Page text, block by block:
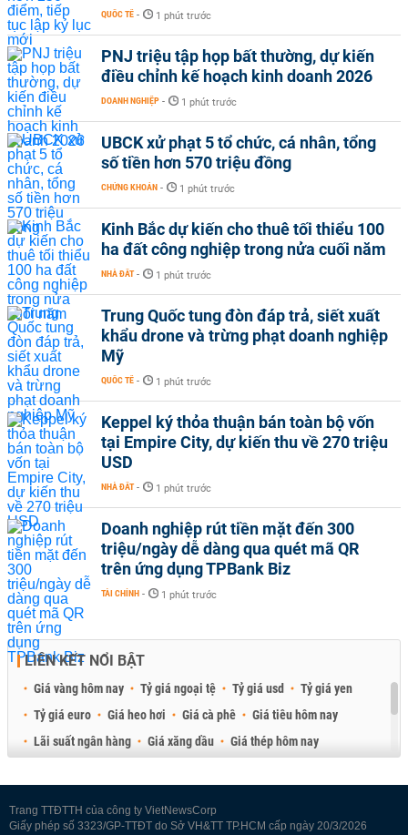
QUỐC TẾ - 1 phút trước
PNJ triệu tập họp bất thường, dự kiến
điều chỉnh kế hoạch kinh doanh 2026
DOANH NGHIỆP - 1 phút trước
UBCK xử phạt 5 tổ chức, cá nhân, tổng
số tiền hơn 570 triệu đồng
CHỨNG KHOÁN - 1 phút trước
Kinh Bắc dự kiến cho thuê tối thiểu 100
ha đất công nghiệp trong nửa cuối năm
NHÀ ĐẤT - 1 phút trước
Trung Quốc tung đòn đáp trả, siết xuất
khẩu drone và trừng phạt doanh nghiệp
Mỹ
QUỐC TẾ - 1 phút trước
Keppel ký thỏa thuận bán toàn bộ vốn
tại Empire City, dự kiến thu về 270 triệu
USD
NHÀ ĐẤT - 1 phút trước
Doanh nghiệp rút tiền mặt đến 300
triệu/ngày dễ dàng qua quét mã QR
trên ứng dụng TPBank Biz
TÀI CHÍNH - 1 phút trước
LIÊN KẾT NỔI BẬT
Giá vàng hôm nay Tỷ giá ngoại tệ Tỷ giá usd
Tỷ giá yen
Tỷ giá euro
Giá heo hơi Giá cà phê
Giá tiêu hôm nay
Lãi suất ngân hàng
Giá xăng dầu
Giá thép hôm nay
Trang TTĐTTH của công ty VietNewsCorp
Giấy phép số 3323/GP-TTĐT do Sở VH&TT TP.HCM cấp ngày 20/3/2026